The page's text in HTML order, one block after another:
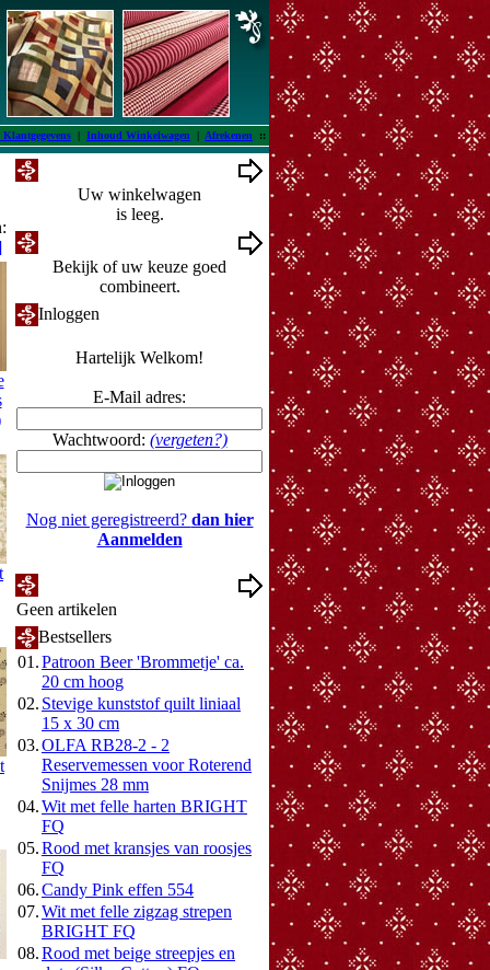
Klantgegevens | Inhoud Winkelwagen | Afrekenen ::
Uw winkelwagen
is leeg.
Bekijk of uw keuze goed
combineert.
Inloggen
Hartelijk Welkom!
E-Mail adres:
Wachtwoord: (vergeten?)
Nog niet geregistreerd? dan hier
Aanmelden
Geen artikelen
Bestsellers
01.Patroon Beer 'Brommetje' ca.
20 cm hoog
02. Stevige kunststof quilt liniaal
15 x 30 cm
03.OLFA RB28-2 - 2
Reservemessen voor Roterend
Snijmes 28 mm
04.Wit met felle harten BRIGHT
FQ
05.Rood met kransjes van roosjes
FQ
06.Candy Pink effen 554
07.Wit met felle zigzag strepen
BRIGHT FQ
08.Rood met beige streepjes en